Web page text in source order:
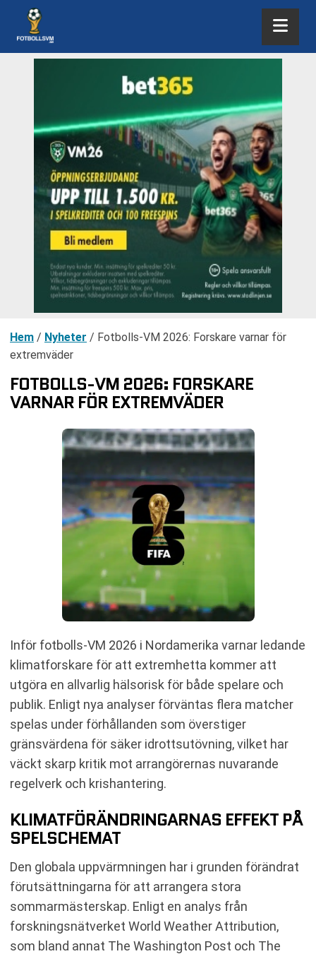
Hem / Nyheter / Fotbolls-VM 2026: Forskare varnar för
extremväder
FOTBOLLS-VM 2026: FORSKARE
VARNAR FÖR EXTREMVÄDER
Inför fotbolls-VM 2026 i Nordamerika varnar ledande
klimatforskare för att extremhetta kommer att
utgöra en allvarlig hälsorisk för både spelare och
publik. Enligt nya analyser förväntas flera matcher
spelas under förhållanden som överstiger
gränsvärdena för säker idrottsutövning, vilket har
väckt skarp kritik mot arrangörernas nuvarande
regelverk och krishantering.
KLIMATFÖRÄNDRINGARNAS EFFEKT PÅ
SPELSCHEMAT
Den globala uppvärmningen har i grunden förändrat
förutsättningarna för att arrangera stora
sommarmästerskap. Enligt en analys från
forskningsnätverket World Weather Attribution,
som bland annat The Washington Post och The